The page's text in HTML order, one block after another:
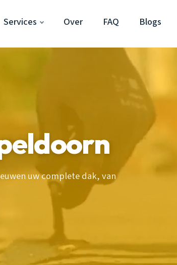
Services Over FAQ Blogs
uw complete dak, van